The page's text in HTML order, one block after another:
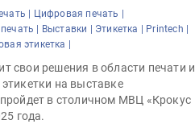
|
Цифровая печать |
|
Выставки | Этикетка |
Printech |
этикетка |
свои решения в области печати и
на выставке
в столичном МВЦ «Крокус
года.